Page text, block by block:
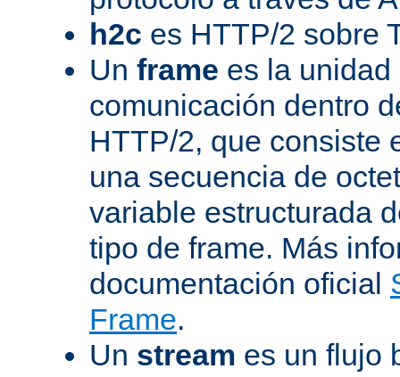
h2c es HTTP/2 sobre
Un frame es la
comunicación dentro
HTTP/2, que consiste
una secuencia de
variable estructurada
tipo de frame. Más
documentación oficial
Frame.
Un stream es un flujo